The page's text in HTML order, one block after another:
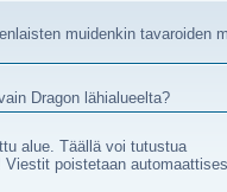
muidenkin tavaroiden
Dragon lähialueelta?
alue. Täällä voi tutustua
poistetaan